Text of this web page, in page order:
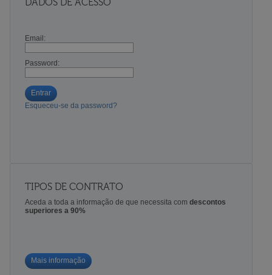
DADOS DE ACESSO
Email:
Password:
Entrar
Esqueceu-se da password?
TIPOS DE CONTRATO
Aceda a toda a informação de que necessita com descontos
superiores a 90%
Mais informação